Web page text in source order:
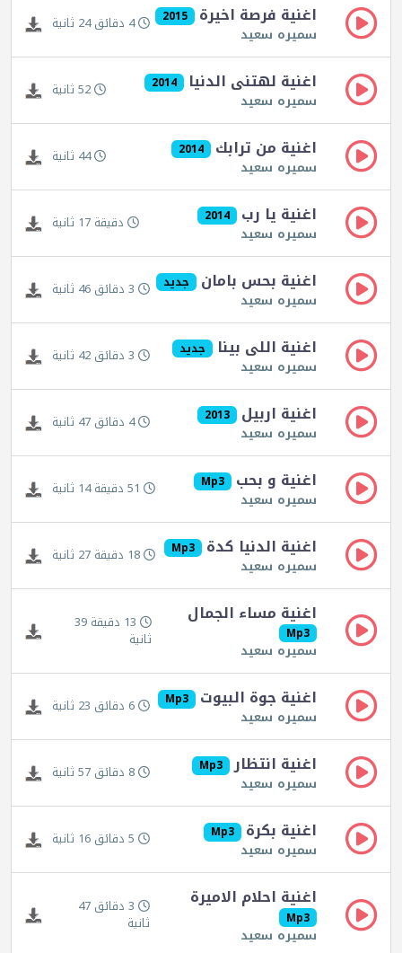
اغنية فرصة اخيرة 2015
سميره سعيد 4 دقائق 24 ثانية
اغنية لهتنى الدنيا 2014
سميره سعيد 52 ثانية
اغنية من ترابك 2014
سميره سعيد 44 ثانية
اغنية يا رب 2014
سميره سعيد دقيقة 17 ثانية
اغنية بحس بامان جديد
سميره سعيد 3 دقائق 46 ثانية
اغنية اللى بينا جديد
سميره سعيد 3 دقائق 42 ثانية
اغنية اربيل 2013
سميره سعيد 4 دقائق 47 ثانية
اغنية و بحب Mp3
سميره سعيد 51 دقيقة 14 ثانية
اغنية الدنيا كدة Mp3
سميره سعيد 18 دقيقة 27 ثانية
اغنية مساء الجمال
Mp3
سميره سعيد
13 دقيقة 39
ثانية
اغنية جوة البيوت Mp3
سميره سعيد 6 دقائق 23 ثانية
اغنية انتظار Mp3
سميره سعيد 8 دقائق 57 ثانية
اغنية بكرة Mp3
سميره سعيد 5 دقائق 16 ثانية
اغنية احلام الاميرة
Mp3
سميره سعيد
3 دقائق 47
ثانية